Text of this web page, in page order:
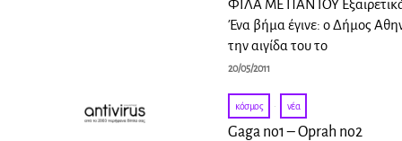
ΦΙΛΑ ΜΕ ΠΑΝΤΟΥ
Ένα βήμα έγινε: ο Δήμος
την αιγίδα του το
20/05/2011
κόσμος · νέα
Gaga no1 – Oprah no2